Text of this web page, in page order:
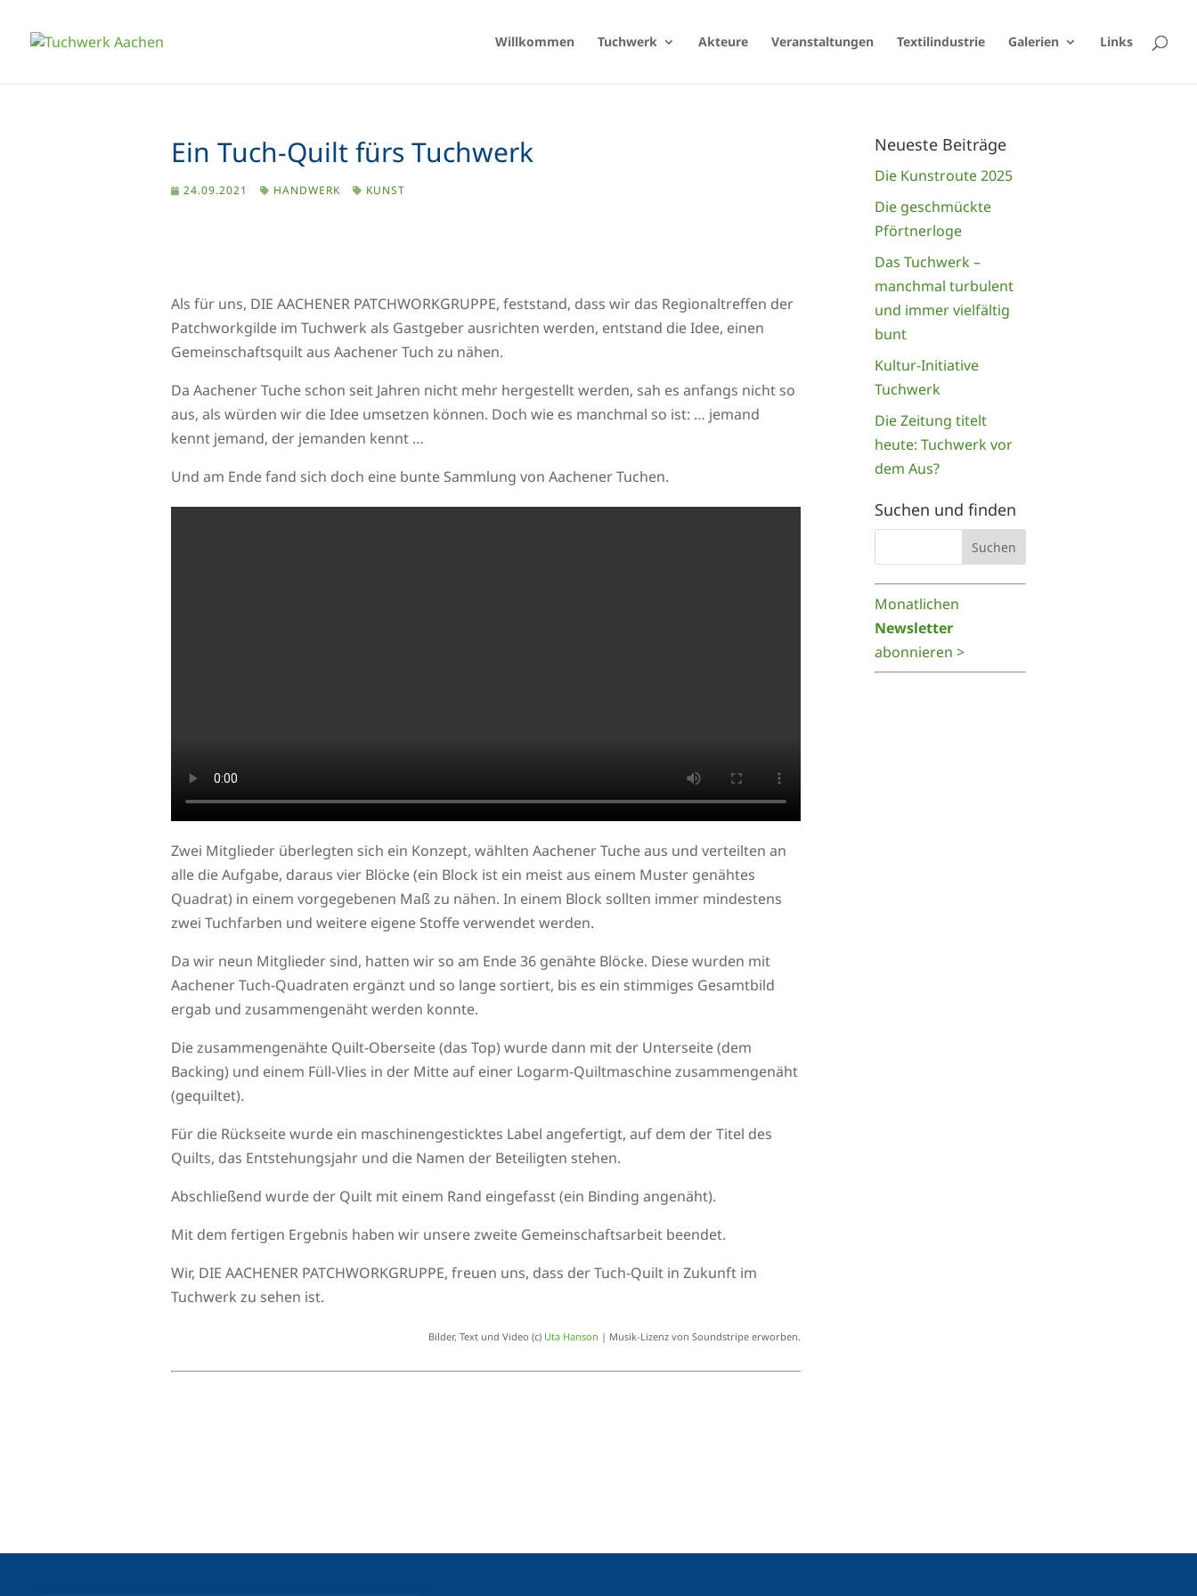
Willkommen Tuchwerk Akteure Veranstaltungen Textilindustrie Galerien Links
Ein Tuch-Quilt fürs Tuchwerk
24.09.2021 HANDWERK KUNST
Als für uns, DIE AACHENER PATCHWORKGRUPPE, feststand, dass wir das Regionaltreffen der
Patchworkgilde im Tuchwerk als Gastgeber ausrichten werden, entstand die Idee, einen
Gemeinschaftsquilt aus Aachener Tuch zu nähen.
Da Aachener Tuche schon seit Jahren nicht mehr hergestellt werden, sah es anfangs nicht so
aus, als würden wir die Idee umsetzen können. Doch wie es manchmal so ist: … jemand
kennt jemand, der jemanden kennt …
Und am Ende fand sich doch eine bunte Sammlung von Aachener Tuchen.
Zwei Mitglieder überlegten sich ein Konzept, wählten Aachener Tuche aus und verteilten an
alle die Aufgabe, daraus vier Blöcke (ein Block ist ein meist aus einem Muster genähtes
Quadrat) in einem vorgegebenen Maß zu nähen. In einem Block sollten immer mindestens
zwei Tuchfarben und weitere eigene Stoffe verwendet werden.
Da wir neun Mitglieder sind, hatten wir so am Ende 36 genähte Blöcke. Diese wurden mit
Aachener Tuch-Quadraten ergänzt und so lange sortiert, bis es ein stimmiges Gesamtbild
ergab und zusammengenäht werden konnte.
Die zusammengenähte Quilt-Oberseite (das Top) wurde dann mit der Unterseite (dem
Backing) und einem Füll-Vlies in der Mitte auf einer Logarm-Quiltmaschine zusammengenäht
(gequiltet).
Für die Rückseite wurde ein maschinengesticktes Label angefertigt, auf dem der Titel des
Quilts, das Entstehungsjahr und die Namen der Beteiligten stehen.
Abschließend wurde der Quilt mit einem Rand eingefasst (ein Binding angenäht).
Mit dem fertigen Ergebnis haben wir unsere zweite Gemeinschaftsarbeit beendet.
Wir, DIE AACHENER PATCHWORKGRUPPE, freuen uns, dass der Tuch-Quilt in Zukunft im
Tuchwerk zu sehen ist.
Bilder, Text und Video (c) Uta Hanson | Musik-Lizenz von Soundstripe erworben.
Neueste Beiträge
Die Kunstroute 2025
Die geschmückte
Pförtnerloge
Das Tuchwerk –
manchmal turbulent
und immer vielfältig
bunt
Kultur-Initiative
Tuchwerk
Die Zeitung titelt
heute: Tuchwerk vor
dem Aus?
Suchen und finden
Monatlichen
Newsletter
abonnieren >